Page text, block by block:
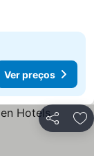
Ver preços
Partilhar